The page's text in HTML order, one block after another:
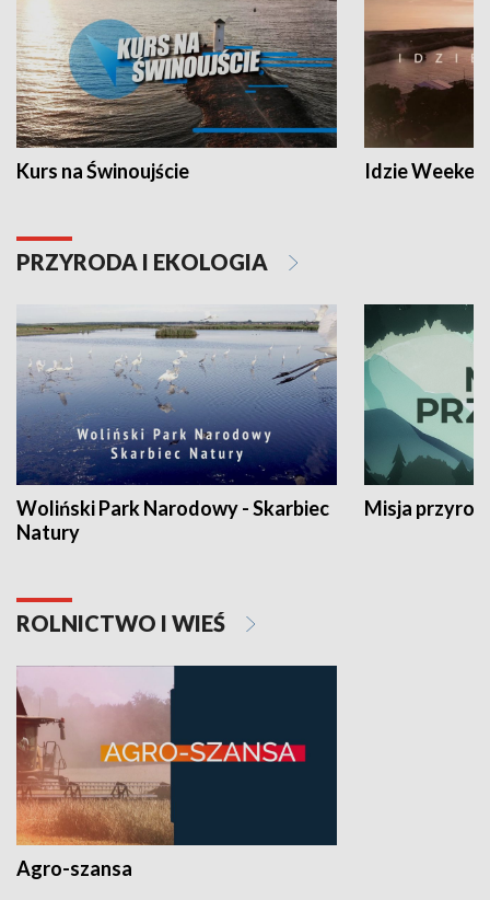
Kurs na Świnoujście Idzie
PRZYRODA I EKOLOGIA
Woliński Park Narodowy - Skarbiec
Natury
Misja
ROLNICTWO I WIEŚ
Agro-szansa